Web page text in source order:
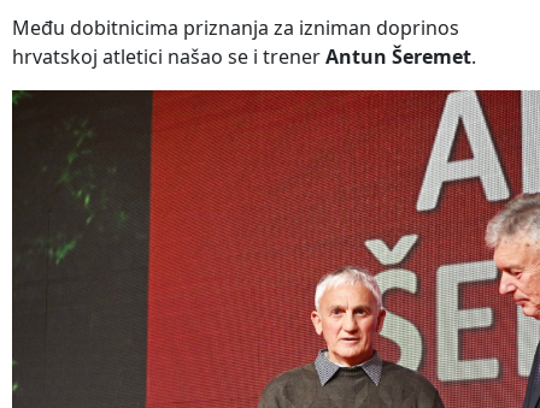
Među dobitnicima priznanja za izniman doprinos
hrvatskoj atletici našao se i trenerAntun Šeremet.